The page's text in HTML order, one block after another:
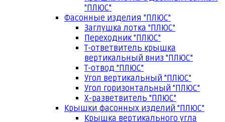
"ПЛЮС"
Фасонные изделия "ПЛЮС"
Заглушка лотка "ПЛЮС"
Переходник "ПЛЮС"
Т-ответвитель крышка
вертикальный вниз "ПЛЮС"
Т-отвод "ПЛЮС"
Угол вертикальный "ПЛЮС"
Угол горизонтальный "ПЛЮС"
Х-разветвитель "ПЛЮС"
Крышки фасонных изделий "ПЛЮС"
Крышка вертикального угла